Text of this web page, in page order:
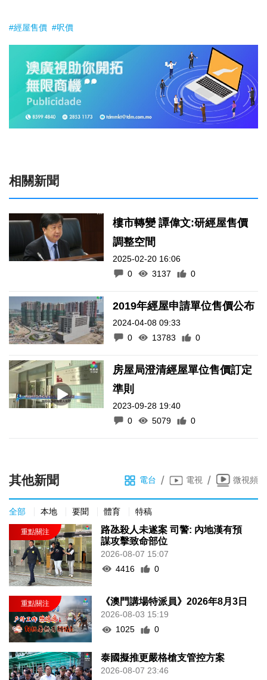
#經屋售價 #呎價
相關新聞
樓市轉變 譚偉文:研經屋售價
調整空間
2025-02-20 16:06
0
3137 0
2019年經屋申請單位售價公布
2024-04-08 09:33
0
13783 0
房屋局澄清經屋單位售價訂定
準則
2023-09-28 19:40
0
5079 0
其他新聞 電台 / 電視 / 微視頻
全部 本地 要聞 體育 特稿
路氹殺人未遂案 司警: 內地漢有預
謀攻擊致命部位
2026-08-07 15:07
4416
0
《澳門講場特派員》2026年8月3日
2026-08-03 15:19
1025
0
泰國擬推更嚴格槍支管控方案
2026-08-07 23:46